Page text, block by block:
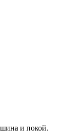
и покой.